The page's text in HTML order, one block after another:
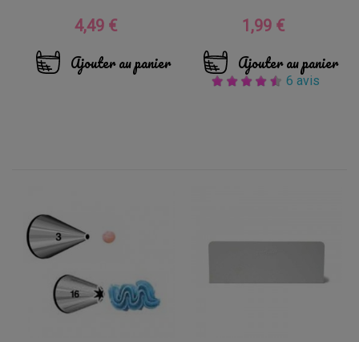
Prix
4,49 €
Ajouter au panier
Prix
1,99 €
Ajouter au panier
6 avis